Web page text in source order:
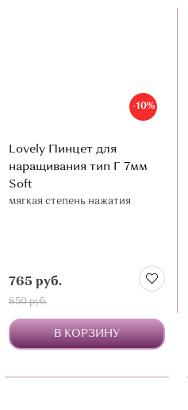
-10%
Lovely Пинцет для
наращивания тип Г 7мм
Soft
мягкая степень нажатия
765 руб.
850 руб.
В КОРЗИНУ